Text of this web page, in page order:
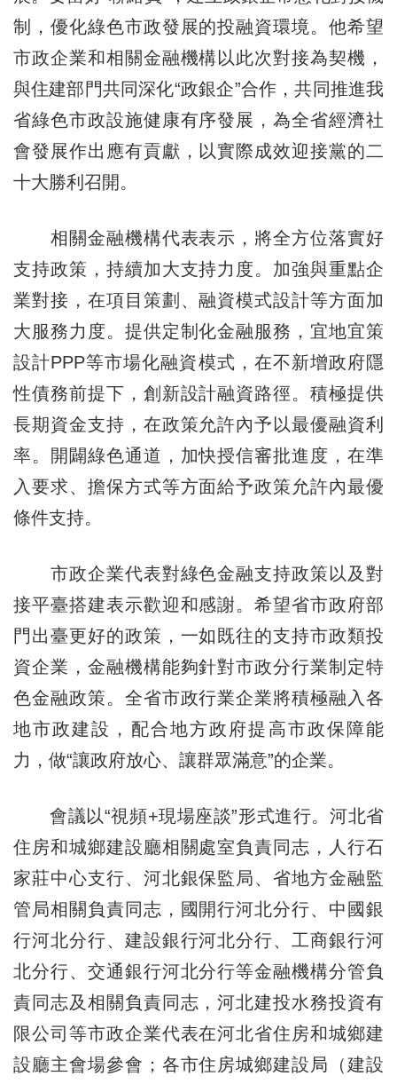
制，優化綠色市政發展的投融資環境。他希望
市政企業和相關金融機構以此次對接為契機，
與住建部門共同深化“政銀企”合作，共同推進我
省綠色市政設施健康有序發展，為全省經濟社
會發展作出應有貢獻，以實際成效迎接黨的二
十大勝利召開。
相關金融機構代表表示，將全方位落實好
支持政策，持續加大支持力度。加強與重點企
業對接，在項目策劃、融資模式設計等方面加
大服務力度。提供定制化金融服務，宜地宜策
設計PPP等市場化融資模式，在不新增政府隱
性債務前提下，創新設計融資路徑。積極提供
長期資金支持，在政策允許內予以最優融資利
率。開闢綠色通道，加快授信審批進度，在準
入要求、擔保方式等方面給予政策允許內最優
條件支持。
市政企業代表對綠色金融支持政策以及對
接平臺搭建表示歡迎和感謝。希望省市政府部
門出臺更好的政策，一如既往的支持市政類投
資企業，金融機構能夠針對市政分行業制定特
色金融政策。全省市政行業企業將積極融入各
地市政建設，配合地方政府提高市政保障能
力，做“讓政府放心、讓群眾滿意”的企業。
會議以“視頻+現場座談”形式進行。河北省
住房和城鄉建設廳相關處室負責同志，人行石
家莊中心支行、河北銀保監局、省地方金融監
管局相關負責同志，國開行河北分行、中國銀
行河北分行、建設銀行河北分行、工商銀行河
北分行、交通銀行河北分行等金融機構分管負
責同志及相關負責同志，河北建投水務投資有
限公司等市政企業代表在河北省住房和城鄉建
設廳主會場參會；各市住房城鄉建設局（建設